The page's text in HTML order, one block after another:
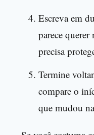
Escreva em
parece
precisa
Termine
compare o
que mudou